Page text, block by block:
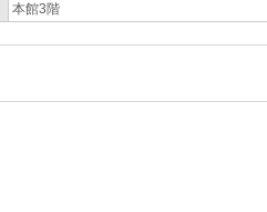
本館3階